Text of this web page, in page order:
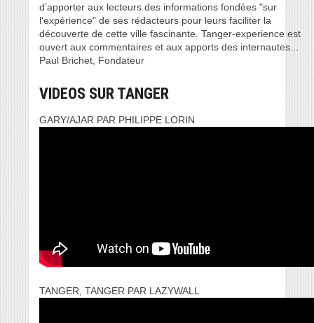
d’apporter aux lecteurs des informations fondées "sur
l'expérience" de ses rédacteurs pour leurs faciliter la
découverte de cette ville fascinante. Tanger-experience est
ouvert aux commentaires et aux apports des internautes...
Paul Brichet, Fondateur
VIDEOS SUR TANGER
GARY/AJAR PAR PHILIPPE LORIN
TANGER, TANGER PAR LAZYWALL